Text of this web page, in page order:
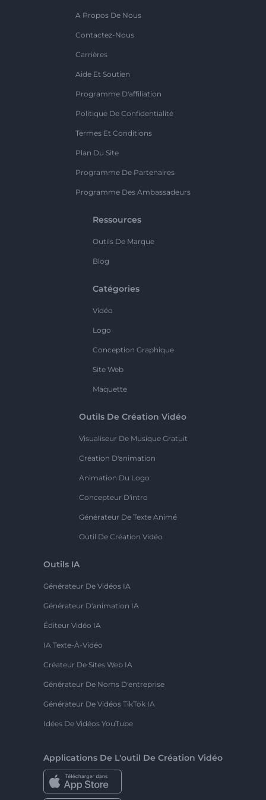
A Propos De Nous
Contactez-Nous
Carrières
Aide Et Soutien
Programme D'affiliation
Politique De Confidentialité
Termes Et Conditions
Plan Du Site
Programme De Partenaires
Programme Des Ambassadeurs
Ressources
Outils De Marque
Blog
Catégories
Vidéo
Logo
Conception Graphique
Site Web
Maquette
Outils De Création Vidéo
Visualiseur De Musique Gratuit
Création D'animation
Animation Du Logo
Concepteur D'intro
Générateur De Texte Animé
Outil De Création Vidéo
Outils IA
Générateur De Vidéos IA
Générateur D'animation IA
Éditeur Vidéo IA
IA Texte-À-Vidéo
Créateur De Sites Web IA
Générateur De Noms D'entreprise
Générateur De Vidéos TikTok IA
Idées De Vidéos YouTube
Applications De L'outil De Création Vidéo